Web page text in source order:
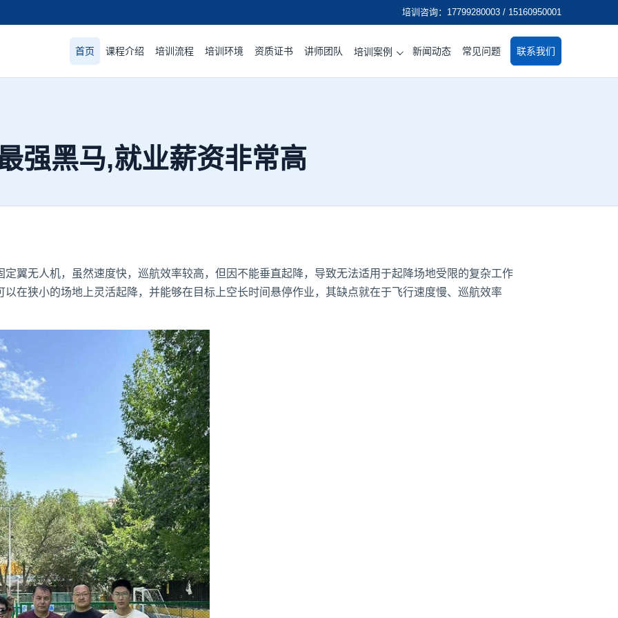
培训咨询：17799280003 / 15160950001
首页 课程介绍 培训流程 培训环境 资质证书 讲师团队 培训案例 新闻动态 常见问题 联系我们
强黑马,就业薪资非常高
无人机，虽然速度快，巡航效率较高，但因不能垂直起降，导致无法适用于起降场地受限的复杂工作
以在狭小的场地上灵活起降，并能够在目标上空长时间悬停作业，其缺点就在于飞行速度慢、巡航效率